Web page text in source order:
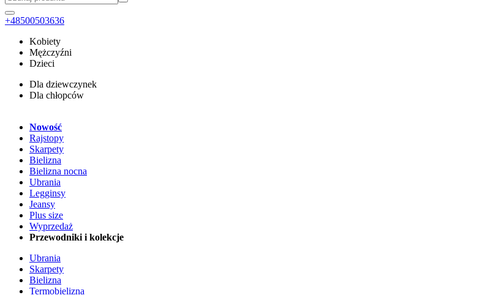
+48500503636
Kobiety
Mężczyźni
Dzieci
Dla dziewczynek
Dla chłopców
Nowość
Rajstopy
Skarpety
Bielizna
Bielizna nocna
Ubrania
Legginsy
Jeansy
Plus size
Wyprzedaż
Przewodniki i kolekcje
Ubrania
Skarpety
Bielizna
Termobielizna